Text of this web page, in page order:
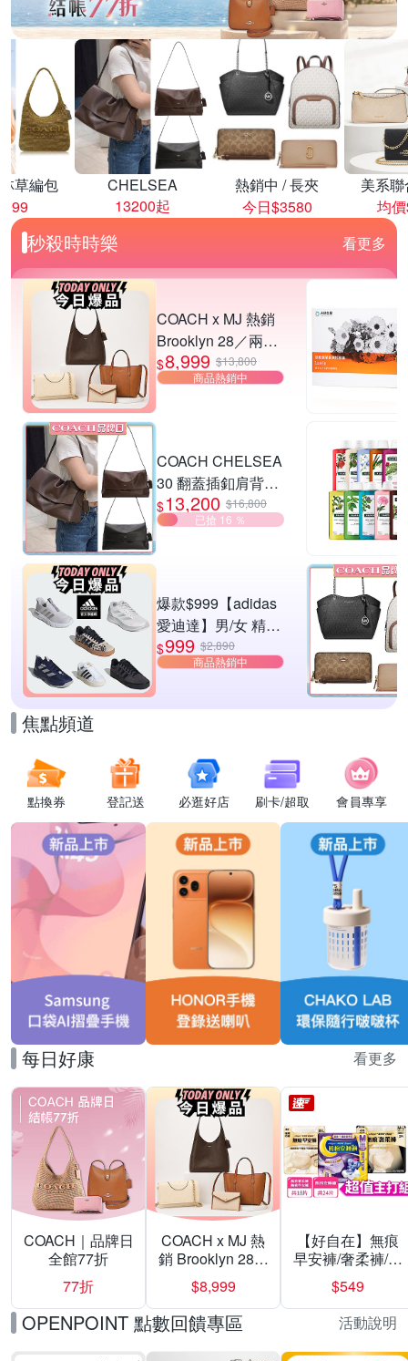
草編包
CHELSEA
13200起
熱銷中 / 長夾
今日$3580
美系
均
秒殺時時樂 看更多
COACH x MJ 熱銷
Brooklyn 28／兩用
／斜背包均一價-多
款可選
$8,999 $13,800
商品熱銷中
COACH CHELSEA
30 翻蓋插釦肩背包
兩色供選
$13,200 $16,800
已搶 16 ％
爆款$999【adidas
愛迪達】男/女 精選
運動鞋休閒鞋 任選
均一價
$999 $2,890
商品熱銷中
焦點頻道
點換券 登記送 必逛好店 刷卡/超取 會員專享
每日好康 看更多
COACH｜品牌日
全館77折
77折
COACH x MJ 熱
銷 Brooklyn 28／
兩用／斜背包均
一價-多款可選
$8,999
【好自在】無痕
早安褲/奢柔褲/熊
抱安睡褲 超值組
任選一組 -生理
褲/衛生棉褲(無痕
褲18片、安睡褲
24片)
$549
OPENPOINT 點數回饋專區 活動說明